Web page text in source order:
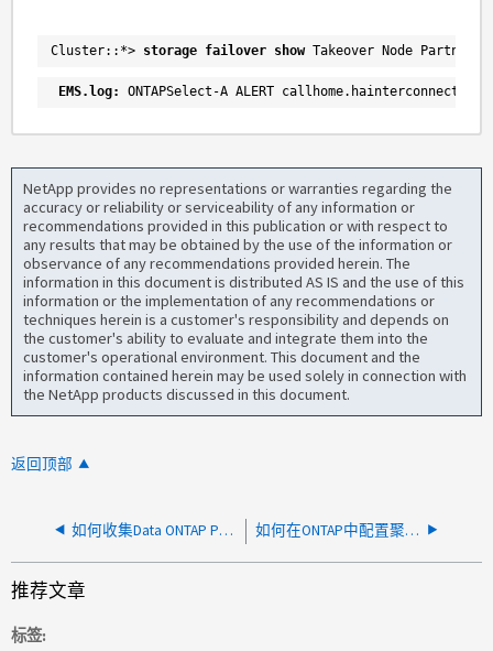
Cluster::*> storage failover show Takeover Node
EMS.log: ONTAPSelect-A ALERT
NetApp provides no representations or warranties regarding the
accuracy or reliability or serviceability of any information or
recommendations provided in this publication or with respect to
any results that may be obtained by the use of the information or
observance of any recommendations provided herein. The
information in this document is distributed AS IS and the use of this
information or the implementation of any recommendations or
techniques herein is a customer's responsibility and depends on
the customer's ability to evaluate and integrate them into the
customer's operational environment. This document and the
information contained herein may be used solely in connection with
the NetApp products discussed in this document.
返回顶部
如何收集Data ONTAP PowerShell工具包的调试日志 如何在ONTAP中配置聚合接近全满和全满阈值
推荐文章
标签